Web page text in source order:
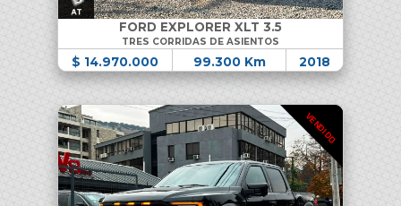
FORD EXPLORER XLT 3.5
TRES CORRIDAS DE ASIENTOS
$ 14.970.000 99.300 Km 2018
VENDIDO